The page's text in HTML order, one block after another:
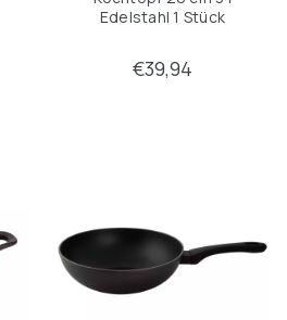
Edelstahl 1 Stück
€39,94